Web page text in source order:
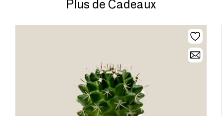
Plus de Cadeaux